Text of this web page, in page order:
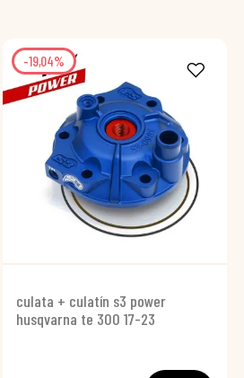
-19,04%
culata + culatín s3 power
husqvarna te 300 17-23